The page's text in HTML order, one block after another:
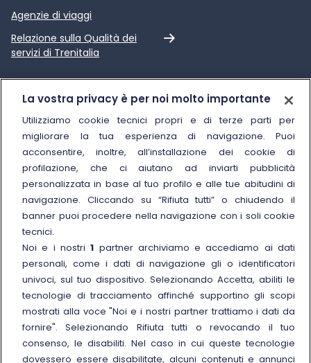
Agenzie di viaggi
Relazione sulla Qualità dei
servizi di Trenitalia
Link esterno
Chi siamo
Sostenibilità
Trenitalia for Business
Manuale di Conservazione
Link esterno
Carriere
Link esterno
La Freccia Mag
Link esterno
Noleggia un treno charter
Viaggi di gruppo
Seguici sui social
La vostra privacy è per noi molto importante
Utilizziamo cookie tecnici propri e di terze parti per
migliorare la tua esperienza di navigazione. Puoi
acconsentire, inoltre, all’installazione dei cookie di
profilazione, che ci aiutano ad inviarti pubblicità
personalizzata in base al tuo profilo e alle tue abitudini di
navigazione. Cliccando su “Rifiuta tutti” o chiudendo il
banner puoi procedere nella navigazione con i soli cookie
tecnici.
Noi e i nostri1 partner archiviamo e accediamo ai dati
personali, come i dati di navigazione gli o identificatori
univoci, sul tuo dispositivo. Selezionando Accetta, abiliti le
tecnologie di tracciamento affinché supportino gli scopi
mostrati alla voce "Noi e i nostri partner trattiamo i dati da
fornire". Selezionando Rifiuta tutti o revocando il tuo
consenso, le disabiliti. Nel caso in cui queste tecnologie
dovessero essere disabilitate, alcuni contenuti e annunci